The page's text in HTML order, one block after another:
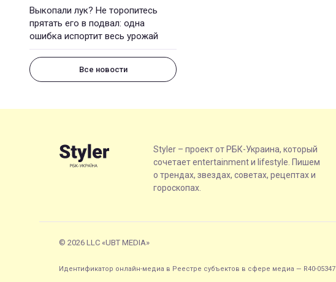
Выкопали лук? Не торопитесь
прятать его в подвал: одна
ошибка испортит весь урожай
Все новости
Styler – проект от РБК-Украина, который
сочетает entertainment и lifestyle. Пишем
о трендах, звездах, советах, рецептах и
гороскопах.
© 2026 LLC «UBT MEDIA»
Идентификатор онлайн-медиа в Реестре субъектов в сфере медиа — R40-05347